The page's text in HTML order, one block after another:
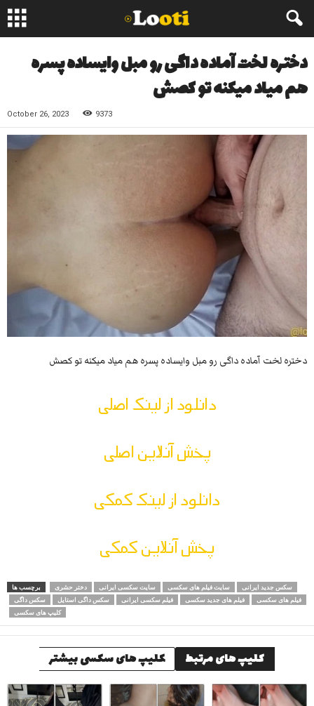
دختره لخت آماده داگی رو مبل وایساده پسره
هم میاد میکنه تو کصش
October 26, 2023 9373
دختره لخت آماده داگی رو مبل وایساده پسره هم میاد میکنه تو کصش
دانلود از لینک اصلی
پخش آنلاین اصلی
دانلود از لینک کمکی
پخش آنلاین کمکی
برچسب ها دختر حشری سایت سکسی ایرانی سایت فیلم های سکسی
سکس جدید ایرانی
سکس داگی
سکس داگی استایل فیلم سکسی ایرانی فیلم های جدید سکسی
فیلم های سکسی
کلیپ های سکسی
کلیپ های مرتبط کلیپ های سکسی بیشتر